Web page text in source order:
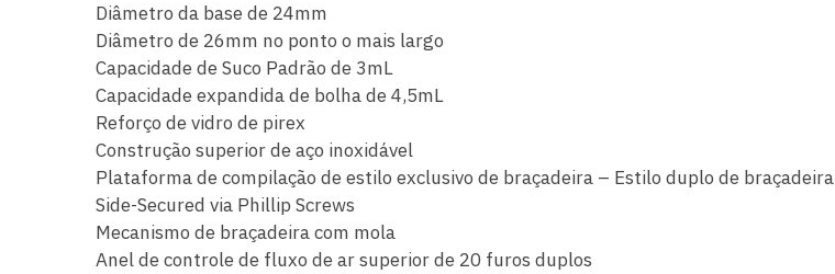
Diâmetro da base de 24mm
Diâmetro de 26mm no ponto o mais largo
Capacidade de Suco Padrão de 3mL
Capacidade expandida de bolha de 4,5mL
Reforço de vidro de pirex
Construção superior de aço inoxidável
Plataforma de compilação de estilo exclusivo de braçadeira – Estilo duplo de braçadeira
Side-Secured via Phillip Screws
Mecanismo de braçadeira com mola
Anel de controle de fluxo de ar superior de 20 furos duplos